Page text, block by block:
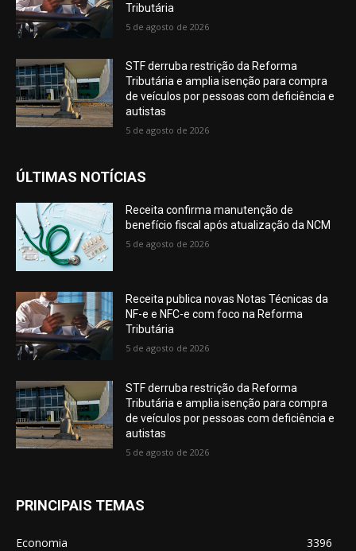
Tributária
5 de agosto de 2026
STF derruba restrição da Reforma
Tributária e amplia isenção para compra
de veículos por pessoas com deficiência e
autistas
5 de agosto de 2026
ÚLTIMAS NOTÍCIAS
Receita confirma manutenção de
benefício fiscal após atualização da NCM
5 de agosto de 2026
Receita publica novas Notas Técnicas da
NF-e e NFC-e com foco na Reforma
Tributária
5 de agosto de 2026
STF derruba restrição da Reforma
Tributária e amplia isenção para compra
de veículos por pessoas com deficiência e
autistas
5 de agosto de 2026
PRINCIPAIS TEMAS
Economia
3396